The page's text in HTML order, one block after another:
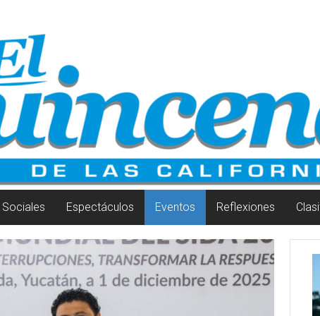
Sociales Espectáculos Eventos Reflexiones